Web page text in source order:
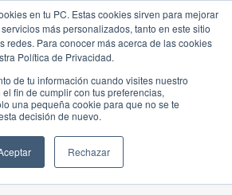
en tu PC. Estas cookies sirven para mejorar
más personalizados, tanto en este sitio
redes. Para conocer más acerca de las cookies
Política de Privacidad.
de tu información cuando visites nuestro
fin de cumplir con tus preferencias,
una pequeña cookie para que no se te
decisión de nuevo.
Rechazar